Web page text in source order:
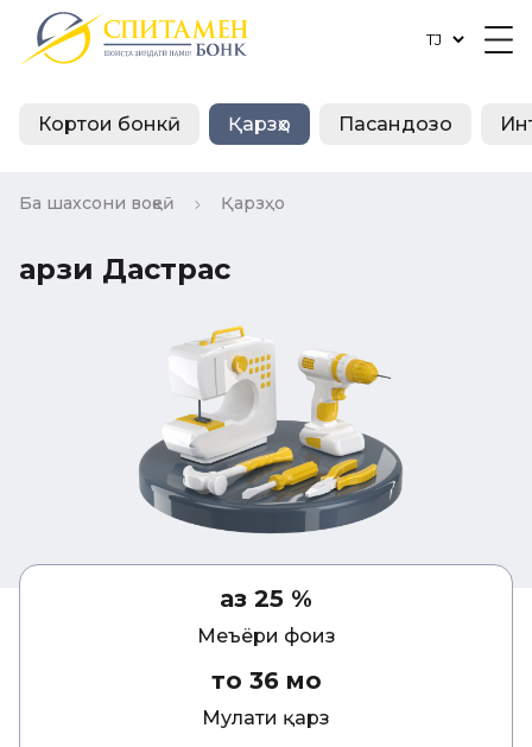
Кортҳои бонкӣ Қарзҳо Пасандозҳо
Ба шахсони воқеӣ Қарзҳо
Қарзи Дастрас
аз 25 %
Меъёри фоиз
то 36 моҳ
Муҳлати қарз